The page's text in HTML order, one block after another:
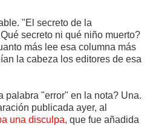
"El secreto de la
secreto ni qué niño muerto?
más lee esa columna más
la cabeza los editores de esa
palabra "error" en la nota? Una.
publicada ayer, al
una disculpa, que fue añadida